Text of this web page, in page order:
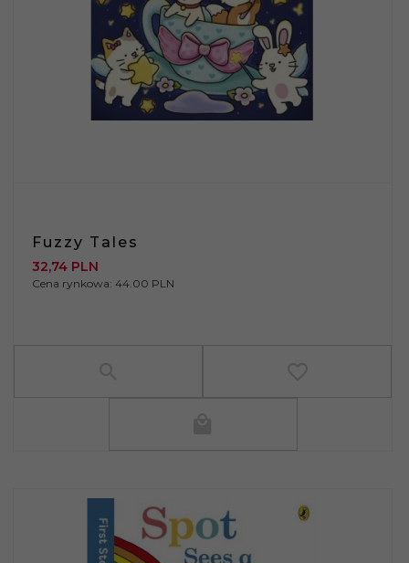
Fuzzy Tales
32,74 PLN
Cena rynkowa: 44.00 PLN